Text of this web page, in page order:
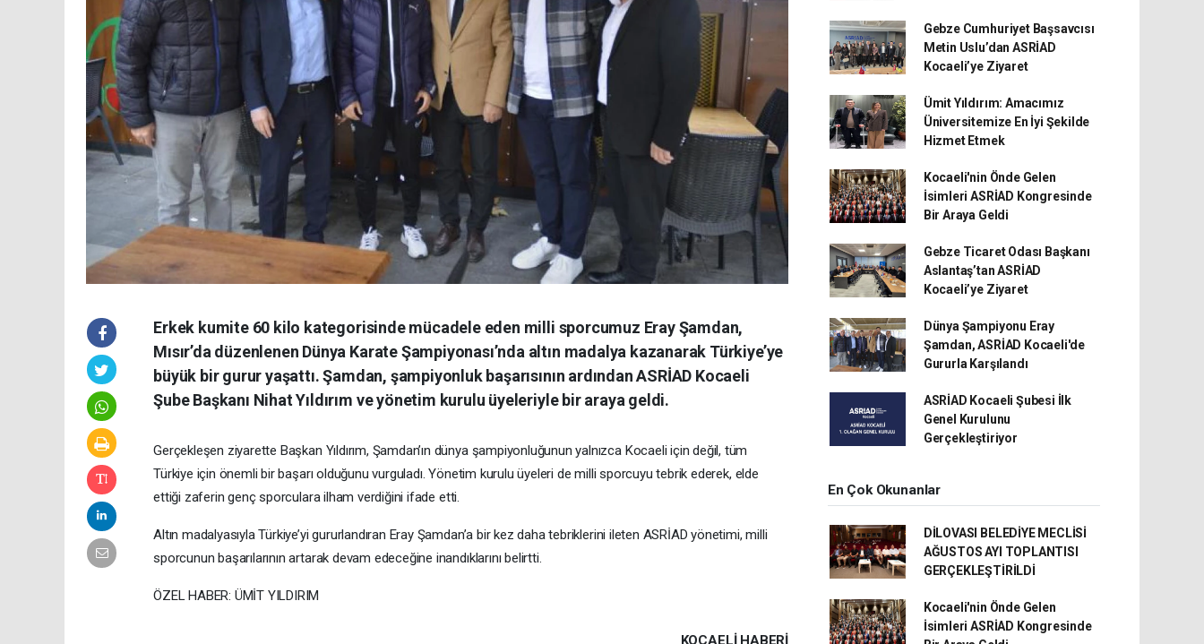
Erkek kumite 60 kilo kategorisinde mücadele eden milli sporcumuz Eray Şamdan,
Mısır’da düzenlenen Dünya Karate Şampiyonası’nda altın madalya kazanarak Türkiye’ye
büyük bir gurur yaşattı. Şamdan, şampiyonluk başarısının ardından ASRİAD Kocaeli
Şube Başkanı Nihat Yıldırım ve yönetim kurulu üyeleriyle bir araya geldi.
Gerçekleşen ziyarette Başkan Yıldırım, Şamdan’ın dünya şampiyonluğunun yalnızca Kocaeli için değil, tüm
Türkiye için önemli bir başarı olduğunu vurguladı. Yönetim kurulu üyeleri de milli sporcuyu tebrik ederek, elde
ettiği zaferin genç sporculara ilham verdiğini ifade etti.
Altın madalyasıyla Türkiye’yi gururlandıran Eray Şamdan’a bir kez daha tebriklerini ileten ASRİAD yönetimi, milli
sporcunun başarılarının artarak devam edeceğine inandıklarını belirtti.
ÖZEL HABER: ÜMİT YILDIRIM
KOCAELI HABERİ
Gebze Cumhuriyet Başsavcısı
Metin Uslu’dan ASRİAD
Kocaeli’ye Ziyaret
Ümit Yıldırım: Amacımız
Üniversitemize En İyi Şekilde
Hizmet Etmek
Kocaeli'nin Önde Gelen
İsimleri ASRİAD Kongresinde
Bir Araya Geldi
Gebze Ticaret Odası Başkanı
Aslantaş’tan ASRİAD
Kocaeli’ye Ziyaret
Dünya Şampiyonu Eray
Şamdan, ASRİAD Kocaeli'de
Gururla Karşılandı
ASRİAD Kocaeli Şubesi İlk
Genel Kurulunu
Gerçekleştiriyor
En Çok Okunanlar
DİLOVASI BELEDİYE MECLİSİ
AĞUSTOS AYI TOPLANTISI
GERÇEKLEŞTİRİLDİ
Kocaeli'nin Önde Gelen
İsimleri ASRİAD Kongresinde